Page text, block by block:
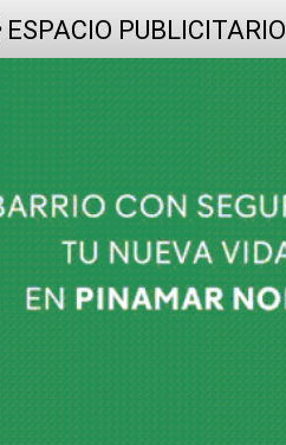
ESPACIO PUBLICITARIO